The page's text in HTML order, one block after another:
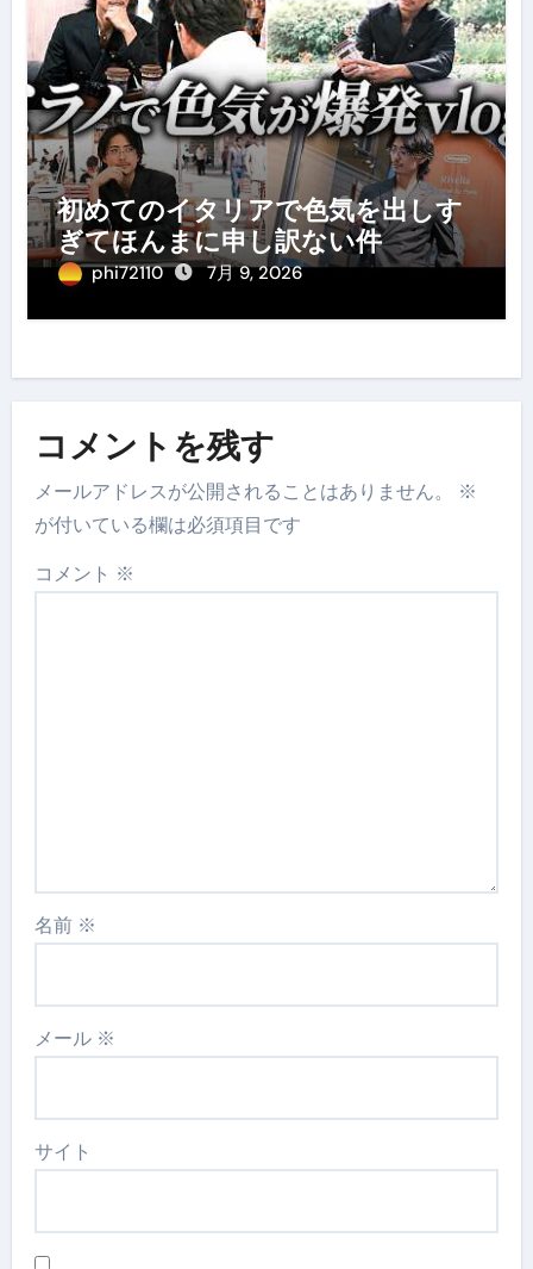
初めてのイタリアで色気を出しす
ぎてほんまに申し訳ない件
phi72110 7月 9, 2026
コメントを残す
メールアドレスが公開されることはありません。
※
が付いている欄は必須項目です
コメント ※
名前 ※
メール ※
サイト